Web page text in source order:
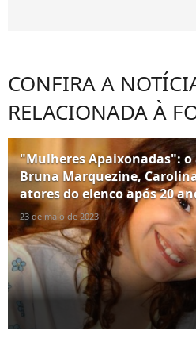
CONFIRA A
RELACIONADA À
"Mulheres Apaixonadas": o
Bruna Marquezine,
atores do elenco após 20
23 de maio de 2023